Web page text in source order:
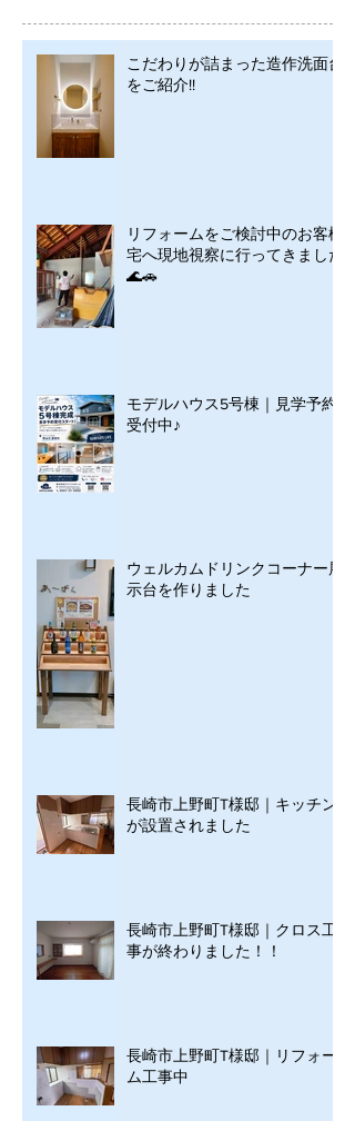
こだわりが詰まった造作洗面台
をご紹介!!
リフォームをご検討中のお客様
宅へ現地視察に行ってきました
🌊🚗
モデルハウス5号棟｜見学予約
受付中♪
ウェルカムドリンクコーナー展
示台を作りました
長崎市上野町T様邸｜キッチン
が設置されました
長崎市上野町T様邸｜クロス工
事が終わりました！！
長崎市上野町T様邸｜リフォー
ム工事中